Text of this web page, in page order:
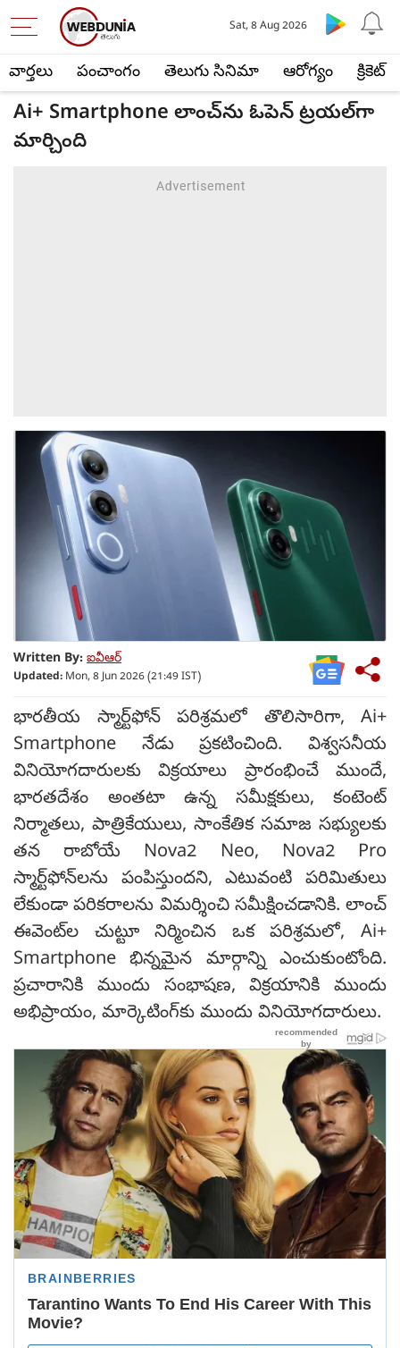
వార్తలు పంచాంగం తెలుగు సినిమా ఆరోగ్యం క్రికెట్
Sat, 8 Aug 2026
Ai+ Smartphone లాంచ్‌ను ఓపెన్ ట్రయల్‌గా
మార్చింది
Written By: ఐవీఆర్
Updated: Mon, 8 Jun 2026 (21:49 IST)
భారతీయ స్మార్ట్‌ఫోన్ పరిశ్రమలో తొలిసారిగా, Ai+
Smartphone నేడు ప్రకటించింది. విశ్వసనీయ
వినియోగదారులకు విక్రయాలు ప్రారంభించే ముందే,
భారతదేశం అంతటా ఉన్న సమీక్షకులు, కంటెంట్
నిర్మాతలు, పాత్రికేయులు, సాంకేతిక సమాజ సభ్యులకు
తన రాబోయే Nova2 Neo, Nova2 Pro
స్మార్ట్‌ఫోన్‌లను పంపిస్తుందని, ఎటువంటి పరిమితులు
లేకుండా పరికరాలను విమర్శించి సమీక్షించడానికి. లాంచ్
ఈవెంట్‌ల చుట్టూ నిర్మించిన ఒక పరిశ్రమలో, Ai+
Smartphone భిన్నమైన మార్గాన్ని ఎంచుకుంటోంది.
ప్రచారానికి ముందు సంభాషణ, విక్రయానికి ముందు
అభిప్రాయం, మార్కెటింగ్‌కు ముందు వినియోగదారులు.